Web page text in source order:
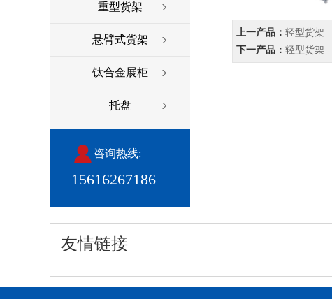
重型货架
悬臂式货架
钛合金展柜
托盘
咨询热线:
15616267186
上一产品： 轻型货架
下一产品： 轻型货架
友情链接